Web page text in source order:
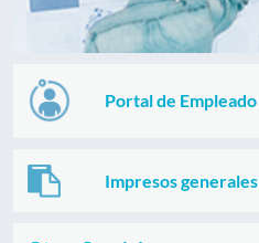
Portal de Empleado
Impresos generales